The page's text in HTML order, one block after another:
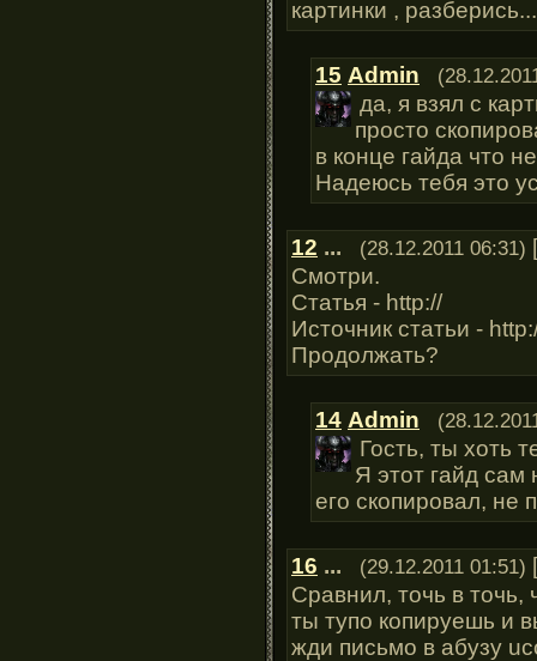
картинки , разберись...
15 Admin
да, я взял с
просто
в конце гайда что
Надеюсь тебя это
12 ... (28.12.2011 06:31) [
Смотри.
Статья - http://
Источник статьи -
Продолжать?
14 Admin
Гость, ты хоть
Я этот гайд сам
его скопировал, не
16 ... (29.12.2011 01:51) [
Сравнил, точь в точь,
ты тупо копируешь и
жди письмо в абузу